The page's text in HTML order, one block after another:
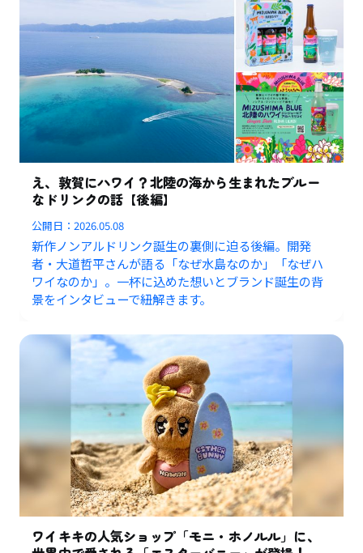
え、敦賀にハワイ？北陸の海から生まれたブルー
なドリンクの話【後編】
公開日：2026.05.08
新作ノンアルドリンク誕生の裏側に迫る後編。開発
者・大道哲平さんが語る「なぜ水島なのか」「なぜハ
ワイなのか」。一杯に込めた想いとブランド誕生の背
景をインタビューで紐解きます。
ワイキキの人気ショップ「モニ・ホノルル」に、